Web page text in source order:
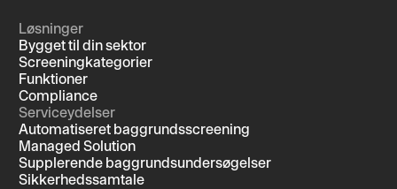
Løsninger
Bygget til din sektor
Screeningkategorier
Funktioner
Compliance
Serviceydelser
Automatiseret baggrundsscreening
Managed Solution
Supplerende baggrundsundersøgelser
Sikkerhedssamtale